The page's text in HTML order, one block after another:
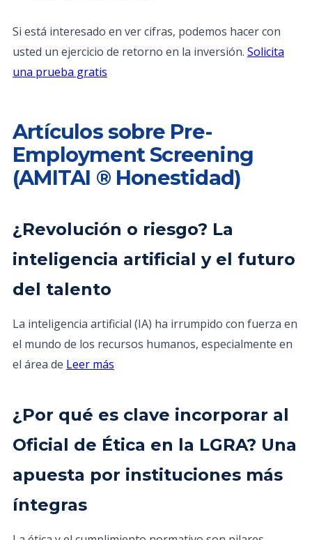
Si está interesado en ver cifras, podemos hacer con
usted un ejercicio de retorno en la inversión. Solicita
una prueba gratis
Artículos sobre Pre-
Employment Screening
(AMITAI ® Honestidad)
¿Revolución o riesgo? La
inteligencia artificial y el futuro
del talento
La inteligencia artificial (IA) ha irrumpido con fuerza en
el mundo de los recursos humanos, especialmente en
el área de Leer más
¿Por qué es clave incorporar al
Oficial de Ética en la LGRA? Una
apuesta por instituciones más
íntegras